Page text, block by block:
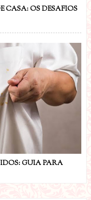
CASA: OS DESAFIOS
GUIA PARA